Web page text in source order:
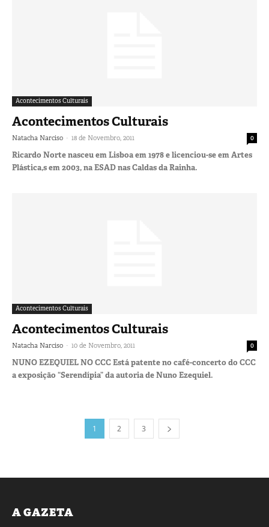
Acontecimentos Culturais
Acontecimentos Culturais
Natacha Narciso - 18 de Novembro, 2011 0
Ricardo Norte nasceu em Lisboa em 1978 e licenciou-se em Artes
Plástica,s em 2003, na ESAD nas Caldas da Rainha.
Acontecimentos Culturais
Acontecimentos Culturais
Natacha Narciso - 10 de Novembro, 2011 0
NUNO EZEQUIEL NO CCC Está patente no café-concerto do CCC
a exposição “Serendípia” da autoria de Nuno Ezequiel.
1 2 3
A GAZETA